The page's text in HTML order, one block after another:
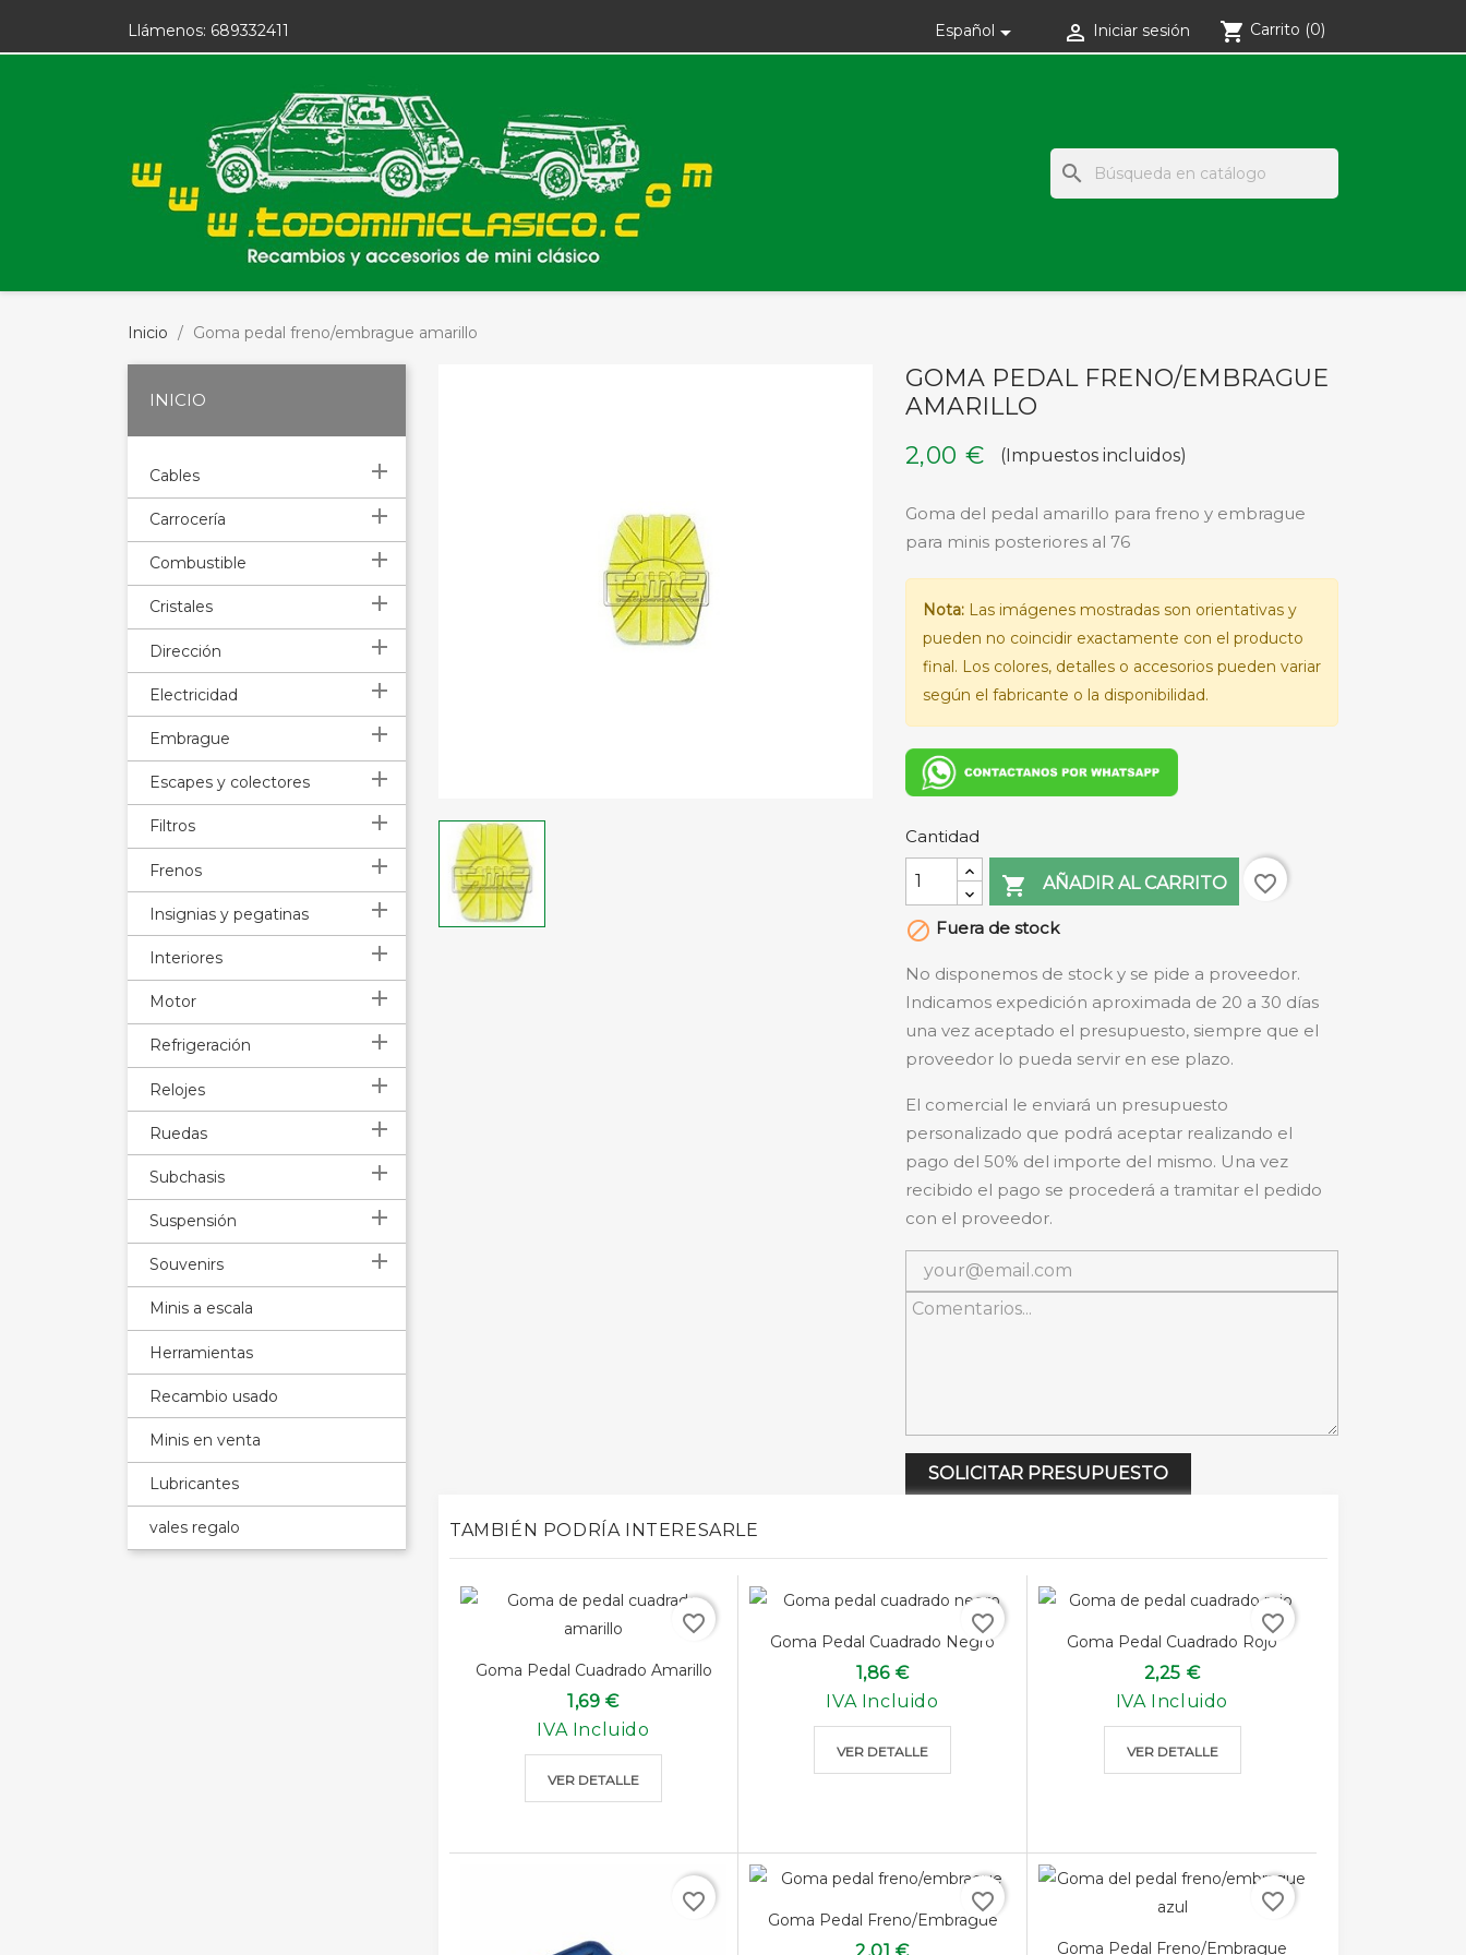
Llámenos: 689332411 Español  Iniciar sesión shopping_cart Carrito (0)
search
Inicio Goma pedal freno/embrague amarillo
INICIO
Cables 
Carrocería 
Combustible 
Cristales 
Dirección 
Electricidad 
Embrague 
Escapes y colectores 
Filtros 
Frenos 
Insignias y pegatinas 
Interiores 
Motor 
Refrigeración 
Relojes 
Ruedas 
Subchasis 
Suspensión 
Souvenirs 
Minis a escala
Herramientas
Recambio usado
Minis en venta
Lubricantes
vales regalo
GOMA PEDAL FRENO/EMBRAGUE
AMARILLO
2,00 €
(Impuestos incluidos)
Goma del pedal amarillo para freno y embrague
para minis posteriores al 76
Nota:Las imágenes mostradas son orientativas y
pueden no coincidir exactamente con el producto
final. Los colores, detalles o accesorios pueden variar
según el fabricante o la disponibilidad.
Cantidad
 AÑADIR AL CARRITO
favorite_border
 Fuera de stock
No disponemos de stock y se pide a proveedor.
Indicamos expedición aproximada de 20 a 30 días
una vez aceptado el presupuesto, siempre que el
proveedor lo pueda servir en ese plazo.
El comercial le enviará un presupuesto
personalizado que podrá aceptar realizando el
pago del 50% del importe del mismo. Una vez
recibido el pago se procederá a tramitar el pedido
con el proveedor.
SOLICITAR PRESUPUESTO
TAMBIÉN PODRÍA INTERESARLE
Goma Pedal Cuadrado Amarillo
1,69 €
IVA Incluido
VER DETALLE
favorite_border
Goma Pedal Cuadrado Negro
1,86 €
IVA Incluido
VER DETALLE
favorite_border
Goma Pedal Cuadrado Rojo
2,25 €
IVA Incluido
VER DETALLE
favorite_border
favorite_border
Goma Pedal Freno/embrague
favorite_border
Goma Pedal Freno/embrague
favorite_border